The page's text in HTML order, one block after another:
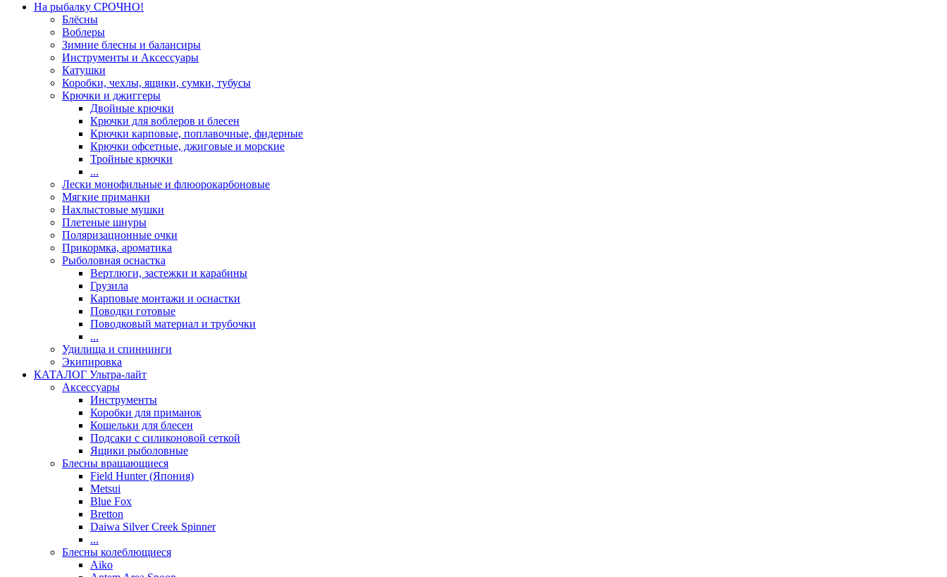
На рыбалку СРОЧНО!
Блёсны
Воблеры
Зимние блесны и балансиры
Инструменты и Аксессуары
Катушки
Коробки, чехлы, ящики, сумки, тубусы
Крючки и джиггеры
Двойные крючки
Крючки для воблеров и блесен
Крючки карповые, поплавочные, фидерные
Крючки офсетные, джиговые и морские
Тройные крючки
...
Лески монофильные и флюорокарбоновые
Мягкие приманки
Нахлыстовые мушки
Плетеные шнуры
Поляризационные очки
Прикормка, ароматика
Рыболовная оснастка
Вертлюги, застежки и карабины
Грузила
Карповые монтажи и оснастки
Поводки готовые
Поводковый материал и трубочки
...
Удилища и спиннинги
Экипировка
КАТАЛОГ Ультра-лайт
Аксессуары
Инструменты
Коробки для приманок
Кошельки для блесен
Подсаки с силиконовой сеткой
Ящики рыболовные
Блесны вращающиеся
Field Hunter (Япония)
Metsui
Blue Fox
Bretton
Daiwa Silver Creek Spinner
...
Блесны колеблющиеся
Aiko